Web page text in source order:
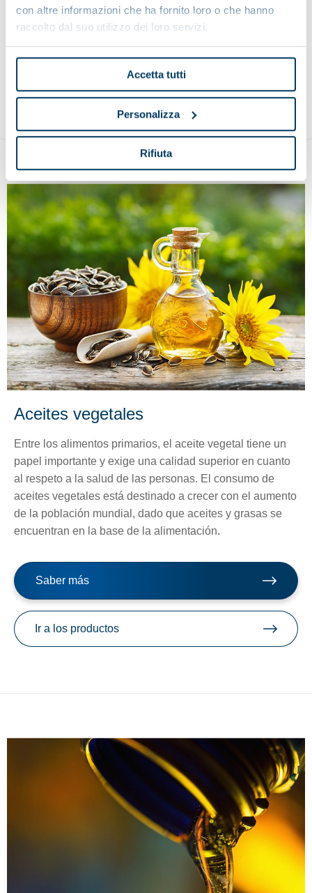
con altre informazioni che ha fornito loro o che hanno
raccolto dal suo utilizzo dei loro servizi.
Accetta tutti
Personalizza
Rifiuta
Saber más
Aceites vegetales
Entre los alimentos primarios, el aceite vegetal tiene un
papel importante y exige una calidad superior en cuanto
al respeto a la salud de las personas. El consumo de
aceites vegetales está destinado a crecer con el aumento
de la población mundial, dado que aceites y grasas se
encuentran en la base de la alimentación.
Saber más
Ir a los productos